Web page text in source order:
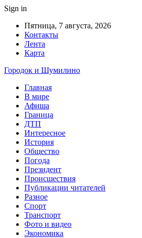
Sign in
Пятница, 7 августа, 2026
Контакты
Лента
Карта
Городок и Шумилино
Главная
В мире
Афиша
Граница
ДТП
Интересное
История
Общество
Погода
Президент
Происшествия
Публикации читателей
Разное
Спорт
Транспорт
Фото и видео
Экономика